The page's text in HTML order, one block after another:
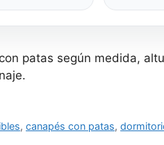
Capacidad, Base
Estructura
Reforzada, Varios
Tamaños y Colores -
patas según medida,
,canapés con patas,